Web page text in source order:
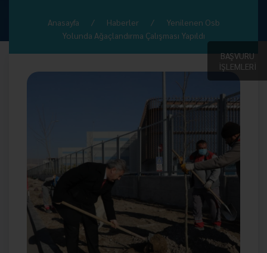
BAŞVURU
İŞLEMLERİ
Anasayfa Haberler
Yenilenen Osb
Yolunda Ağaçlandırma Çalışması Yapıldı